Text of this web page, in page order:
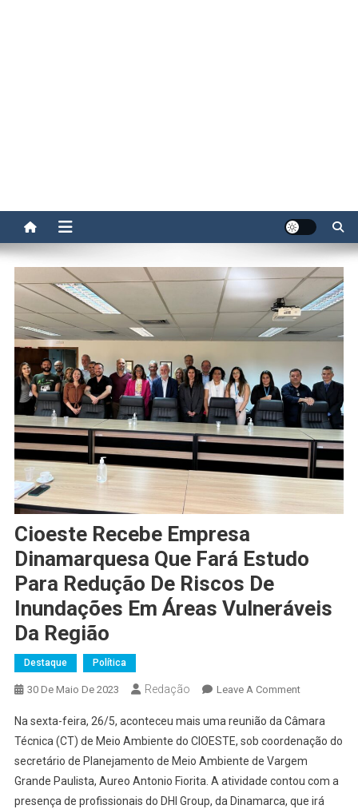
Cioeste Recebe Empresa
Dinamarquesa Que Fará Estudo
Para Redução De Riscos De
Inundações Em Áreas Vulneráveis
Da Região
Destaque Política
30 De Maio De 2023 Redação Leave A CommentOn
Recebe
Empresa
Que
Fará
Na sexta-feira, 26/5, aconteceu mais uma reunião da Câmara
Técnica (CT) de Meio Ambiente do CIOESTE, sob coordenação do
secretário de Planejamento de Meio Ambiente de Vargem
Grande Paulista, Aureo Antonio Fiorita. A atividade contou com a
presença de profissionais do DHI Group, da Dinamarca, que irá